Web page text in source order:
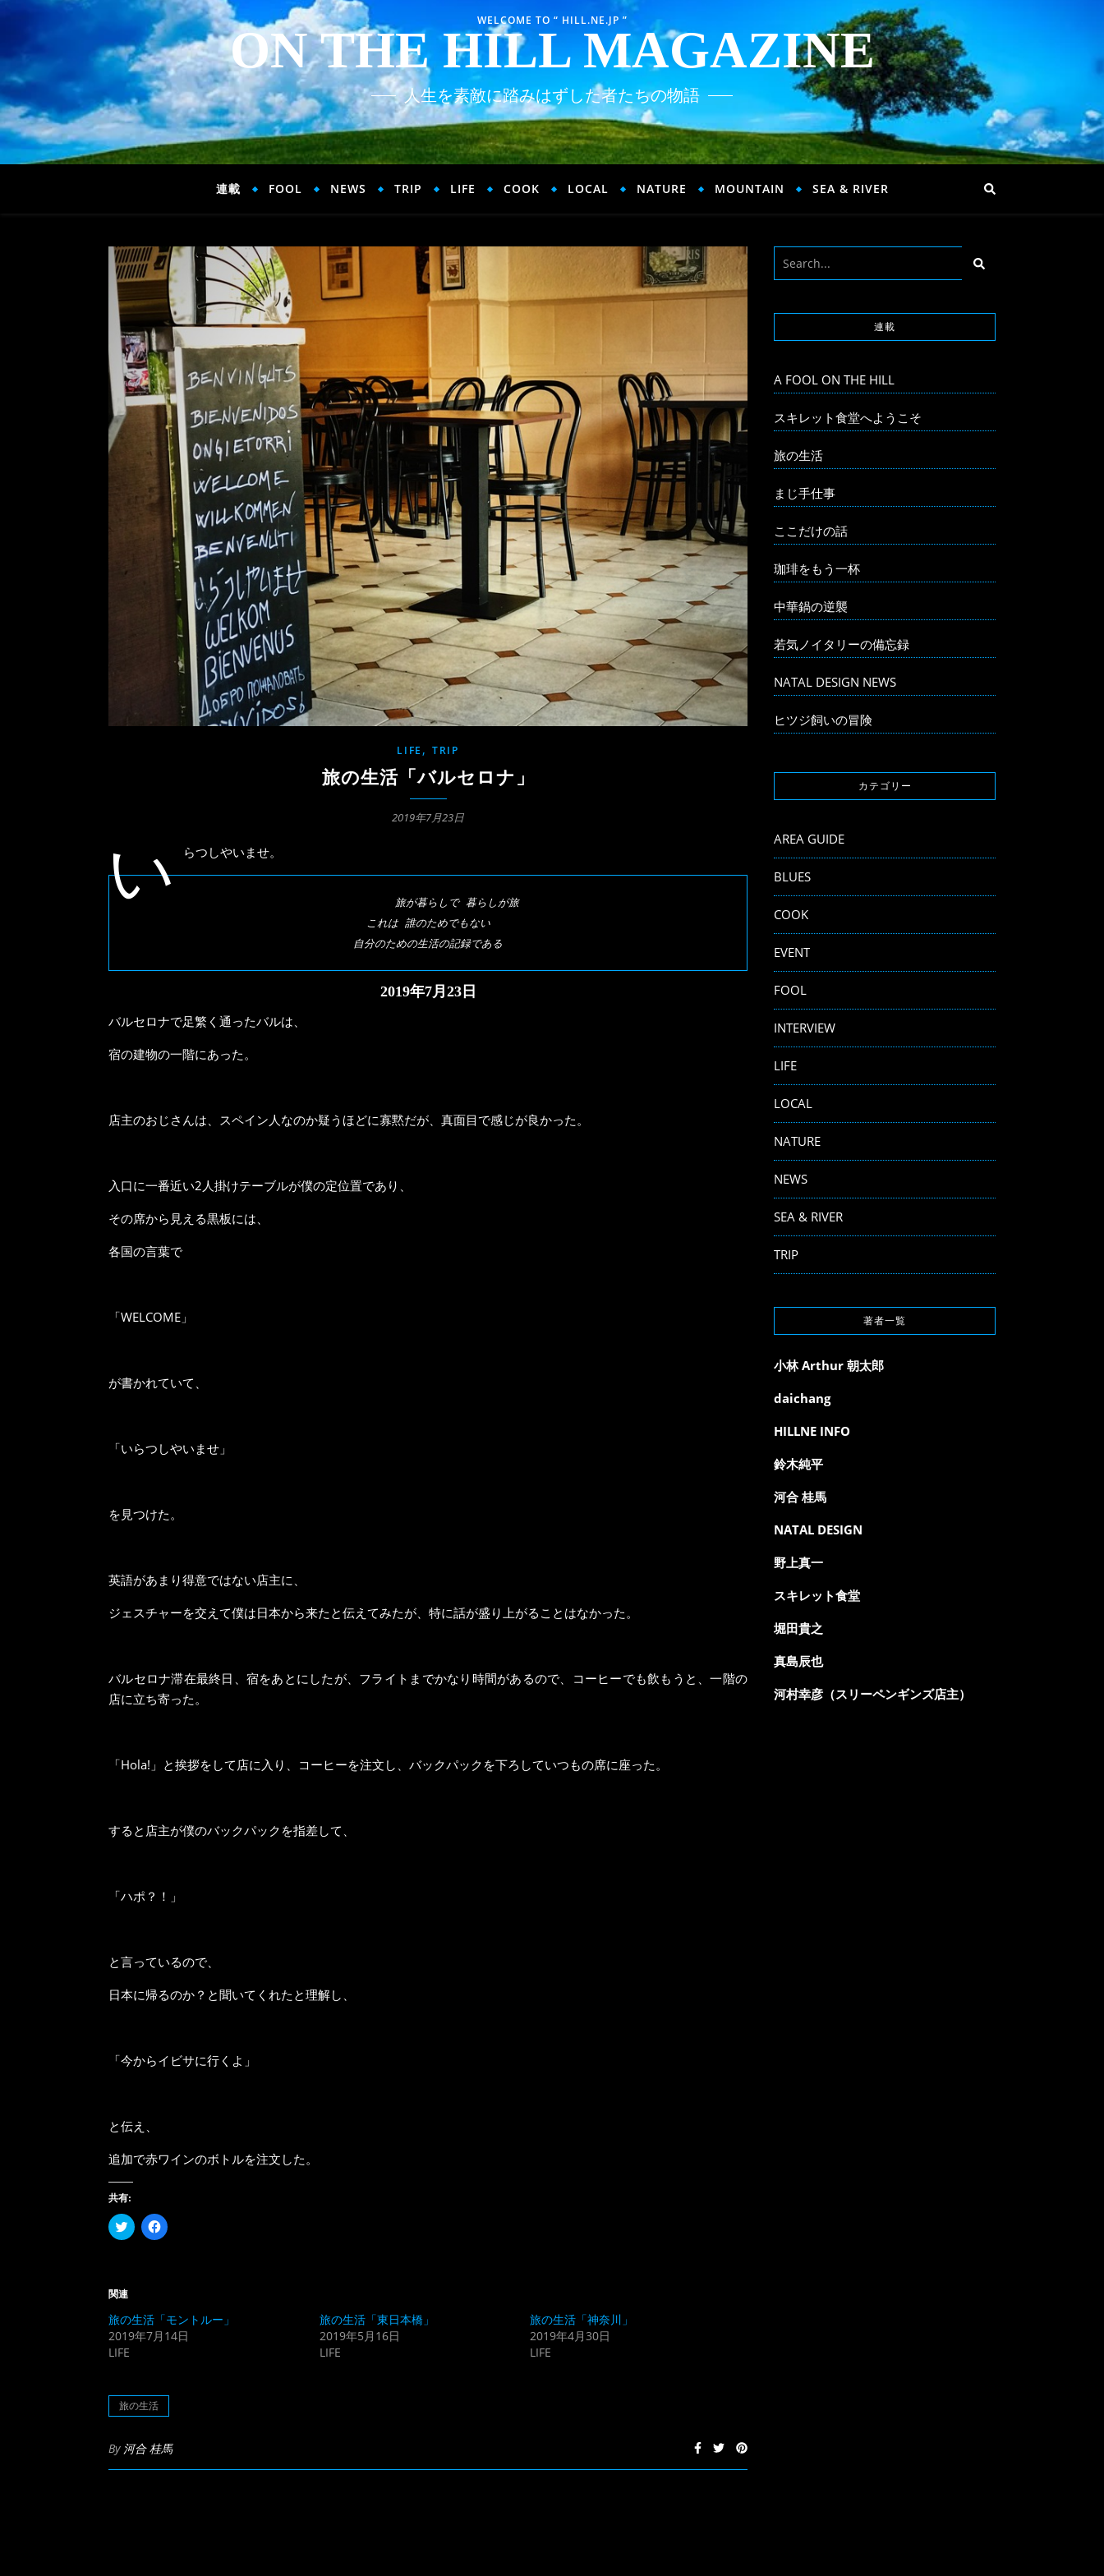
WELCOME TO “ HILL.NE.JP ”
ON THE HILL MAGAZINE
人生を素敵に踏みはずした者たちの物語
連載 FOOL NEWS TRIP LIFE COOK LOCAL NATURE MOUNTAIN SEA & RIVER
LIFE , TRIP
旅の生活「バルセロナ」
2019年7月23日
い らつしやいませ。
旅が暮らしで 暮らしが旅
これは 誰のためでもない
2019年7月23日
バルセロナで足繁く通ったバルは、
宿の建物の一階にあった。
店主のおじさんは、スペイン人なのか疑うほどに寡黙だが、真面目で感じが良かった。
入口に一番近い2人掛けテーブルが僕の定位置であり、
その席から見える黒板には、
各国の言葉で
「WELCOME」
が書かれていて、
「いらつしやいませ」
を見つけた。
英語があまり得意ではない店主に、
ジェスチャーを交えて僕は日本から来たと伝えてみたが、特に話が盛り上がることはなかった。
バルセロナ滞在最終日、宿をあとにしたが、フライトまでかなり時間があるので、コーヒーでも飲もうと、一階の
店に立ち寄った。
「Hola!」と挨拶をして店に入り、コーヒーを注文し、バックパックを下ろしていつもの席に座った。
すると店主が僕のバックパックを指差して、
「ハポ？！」
と言っているので、
日本に帰るのか？と聞いてくれたと理解し、
「今からイビサに行くよ」
と伝え、
追加で赤ワインのボトルを注文した。
共有:
ク
リ
有
(新
し
ド
ウ
で
ま
す)
Facebook
で
リ
ッ
ク
さ
(新
ウ
ィ
ン
関連
旅の生活「モントルー」
2019年7月14日
LIFE
旅の生活「東日本橋」
2019年5月16日
LIFE
旅の生活「神奈川」
2019年4月30日
LIFE
旅の生活
By 河合 桂馬
連載
A FOOL ON THE HILL
スキレット食堂へようこそ
旅の生活
まじ手仕事
ここだけの話
珈琲をもう一杯
中華鍋の逆襲
若気ノイタリーの備忘録
NATAL DESIGN NEWS
ヒツジ飼いの冒険
カテゴリー
AREA GUIDE
BLUES
COOK
EVENT
FOOL
INTERVIEW
LIFE
LOCAL
NATURE
NEWS
SEA & RIVER
TRIP
著者一覧
小林 Arthur 朝太郎
daichang
HILLNE INFO
鈴木純平
河合 桂馬
NATAL DESIGN
野上真一
スキレット食堂
堀田貴之
真島辰也
河村幸彦（スリーペンギンズ店主）